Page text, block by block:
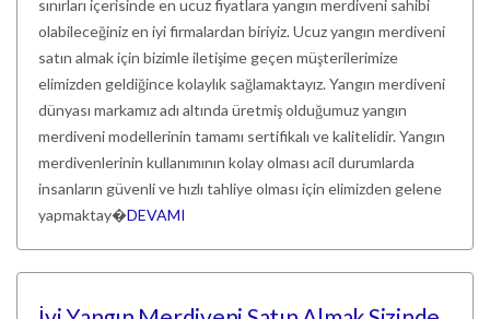
sınırları içerisinde en ucuz fiyatlara yangın merdiveni sahibi
olabileceğiniz en iyi firmalardan biriyiz. Ucuz yangın merdiveni
satın almak için bizimle iletişime geçen müşterilerimize
elimizden geldiğince kolaylık sağlamaktayız. Yangın merdiveni
dünyası markamız adı altında üretmiş olduğumuz yangın
merdiveni modellerinin tamamı sertifikalı ve kalitelidir. Yangın
merdivenlerinin kullanımının kolay olması acil durumlarda
insanların güvenli ve hızlı tahliye olması için elimizden gelene
yapmaktay�DEVAMI